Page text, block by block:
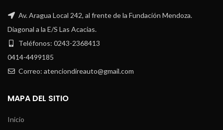
Av. Aragua Local 242, al frente de la Fundación Mendoza.
Diagonal a la E/S Las Acacias.
Teléfonos: 0243-2368413
0414-4499185
Correo: atenciondireauto@gmail.com
MAPA DEL SITIO
Inicio